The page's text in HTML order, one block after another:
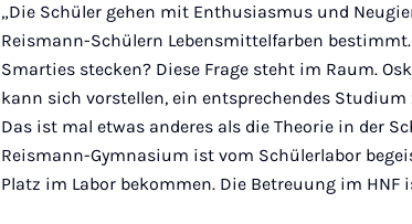
„Die Schüler gehen mit Enthusiasmus und
Reismann-Schülern Lebensmittelfarben
Smarties stecken? Diese Frage steht im Raum.
kann sich vorstellen, ein entsprechendes
Das ist mal etwas anderes als die Theorie in der
Reismann-Gymnasium ist vom Schülerlabor
Platz im Labor bekommen. Die Betreuung im HNF